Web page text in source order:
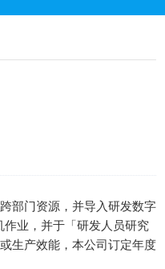
部门资源，并导入研发数字
业，并于「研发人员研究
生产效能，本公司订定年度